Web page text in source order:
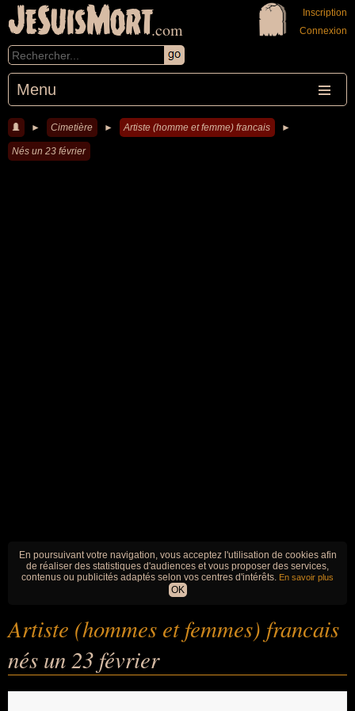
JeSuisMort.com
Menu
Inscription
Connexion
► Cimetière ► Artiste (homme et femme) francais ►
Nés un 23 février
En poursuivant votre navigation, vous acceptez l'utilisation de cookies afin
de réaliser des statistiques d'audiences et vous proposer des services,
contenus ou publicités adaptés selon vos centres d'intérêts. En savoir plus
OK
Artiste (hommes et femmes) francais
nés un 23 février